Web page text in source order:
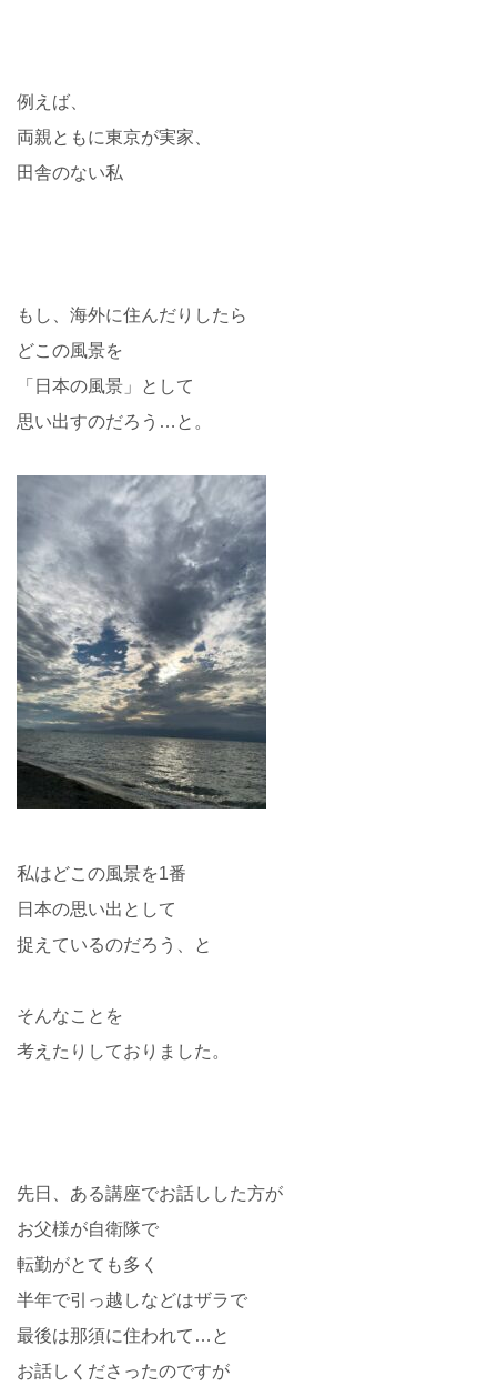
例えば、
両親ともに東京が実家、
田舎のない私
もし、海外に住んだりしたら
どこの風景を
「日本の風景」として
思い出すのだろう…と。
私はどこの風景を1番
日本の思い出として
捉えているのだろう、と
そんなことを
考えたりしておりました。
先日、ある講座でお話しした方が
お父様が自衛隊で
転勤がとても多く
半年で引っ越しなどはザラで
最後は那須に住われて…と
お話しくださったのですが